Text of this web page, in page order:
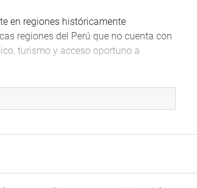
en regiones históricamente
regiones del Perú que no cuenta con
turismo y acceso oportuno a
aeropuertos concentran la inversión, en
y garantizar igualdad de
que prioricen una descentralización